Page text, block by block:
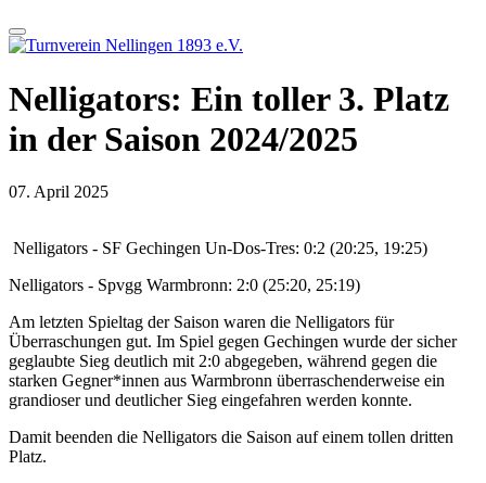
Nelligators: Ein toller 3. Platz
in der Saison 2024/2025
07. April 2025
Nelligators - SF Gechingen Un-Dos-Tres: 0:2 (20:25, 19:25)
Nelligators - Spvgg Warmbronn: 2:0 (25:20, 25:19)
Am letzten Spieltag der Saison waren die Nelligators für
Überraschungen gut. Im Spiel gegen Gechingen wurde der sicher
geglaubte Sieg deutlich mit 2:0 abgegeben, während gegen die
starken Gegner*innen aus Warmbronn überraschenderweise ein
grandioser und deutlicher Sieg eingefahren werden konnte.
Damit beenden die Nelligators die Saison auf einem tollen dritten
Platz.